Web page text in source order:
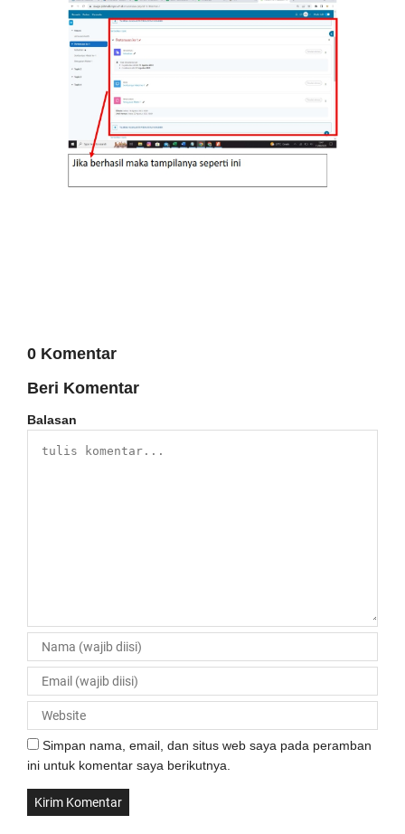
0 Komentar
Beri Komentar
Balasan
Simpan nama, email, dan situs web saya pada peramban
ini untuk komentar saya berikutnya.